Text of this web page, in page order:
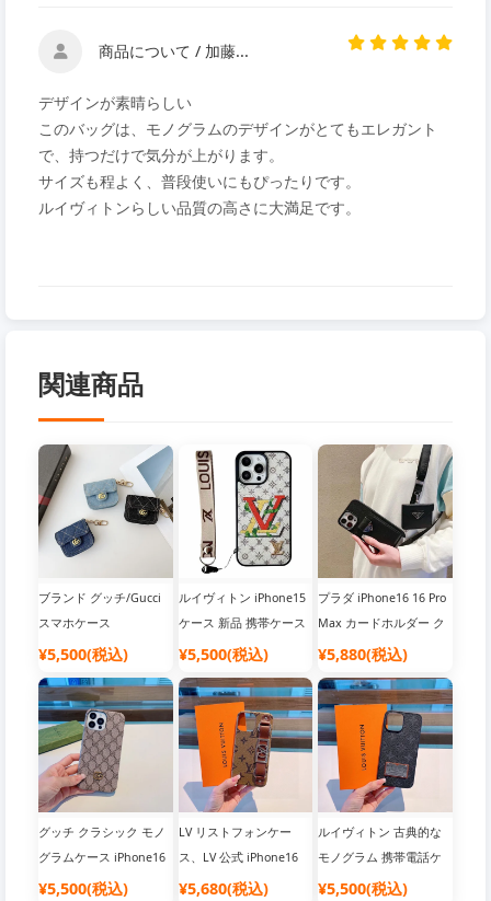
商品について / 加藤...
デザインが素晴らしい
このバッグは、モノグラムのデザインがとてもエレガント
で、持つだけで気分が上がります。
サイズも程よく、普段使いにもぴったりです。
ルイヴィトンらしい品質の高さに大満足です。
関連商品
ブランド グッチ/Gucci
スマホケース
¥5,500(税込)
ルイヴィトン iPhone15
ケース 新品 携帯ケース
限定版 公式サイト 公式
ストストラップ 携帯電
話ケース
¥5,500(税込)
プラダ iPhone16 16 Pro
Max カードホルダー ク
ロスボディキット メタ
ザーソフトエッジプラダ
オールインクルーシブ携
帯電話ケース
¥5,880(税込)
グッチ クラシック モノ
グラムケース iPhone16
16 Pro Maxケース、メタ
¥5,500(税込)
LV リストフォンケー
ス、LV 公式 iPhone16
Pro Max ケース Daphne
¥5,680(税込)
ルイヴィトン 古典的な
モノグラム 携帯電話ケ
ース、LV 公式 iPhone16
¥5,500(税込)